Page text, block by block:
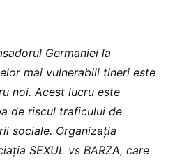
Germaniei la
mai vulnerabili tineri este
noi. Acest lucru este
de riscul traficului de
sociale. Organizația
SEXUL vs BARZA, care